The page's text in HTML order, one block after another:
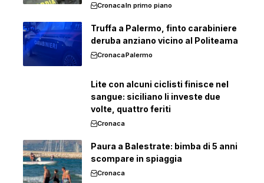
CronacaIn primo piano
Truffa a Palermo, finto carabiniere
deruba anziano vicino al Politeama
CronacaPalermo
Lite con alcuni ciclisti finisce nel
sangue: siciliano li investe due
volte, quattro feriti
Cronaca
Paura a Balestrate: bimba di 5 anni
scompare in spiaggia
Cronaca